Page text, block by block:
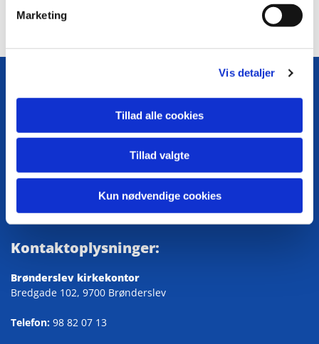
g
Marketing
Vis detaljer
Tillad alle cookies
Tillad valgte
Kun nødvendige cookies
Følg os på Facebook
Tilgængelighedserklæring
Kontaktoplysninger:
Brønderslev kirkekontor
Bredgade 102, 9700 Brønderslev
Telefon: 98 82 07 13